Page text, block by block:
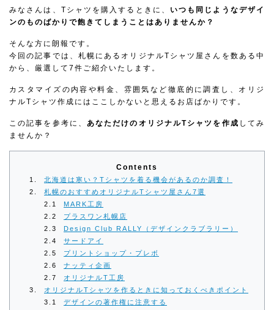
みなさんは、Tシャツを購入するときに、 いつも同じようなデザイ
ンのものばかりで飽きてしまうことはありませんか？
そんな方に朗報です。
今回の記事では、札幌にあるオリジナルTシャツ屋さんを数ある中
から、厳選して7件ご紹介いたします。
カスタマイズの内容や料金、雰囲気など徹底的に調査し、オリジ
ナルTシャツ作成にはここしかないと思えるお店ばかりです。
この記事を参考に、 あなただけのオリジナルTシャツを作成 してみ
ませんか？
Contents
北海道は寒い？Tシャツを着る機会があるのか調査！
札幌のおすすめオリジナルTシャツ屋さん7選
MARK工房
プラスワン札幌店
Design Club RALLY（デザインクラブラリー）
サードアイ
プリントショップ・プレボ
ナッティ企画
オリジナルT工房
オリジナルTシャツを作るときに知っておくべきポイント
デザインの著作権に注意する